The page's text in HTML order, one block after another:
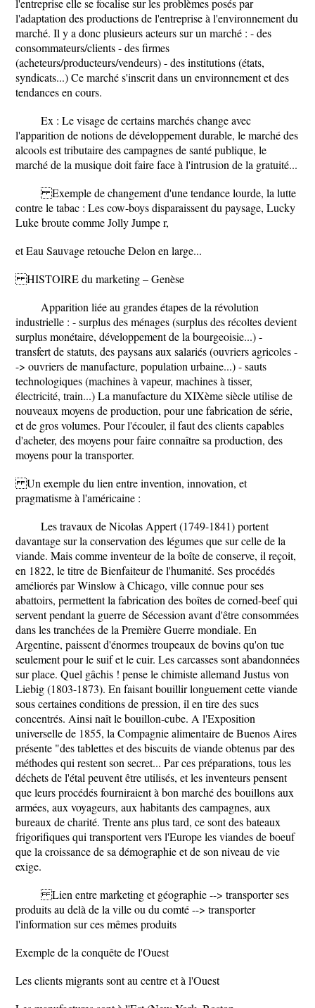
l'entreprise elle se focalise sur les problèmes posés par
l'adaptation des productions de l'entreprise à l'environnement du
marché. Il y a donc plusieurs acteurs sur un marché : - des
consommateurs/clients - des firmes
(acheteurs/producteurs/vendeurs) - des institutions (états,
syndicats...) Ce marché s'inscrit dans un environnement et des
tendances en cours.
Ex : Le visage de certains marchés change avec
l'apparition de notions de développement durable, le marché des
alcools est tributaire des campagnes de santé publique, le
marché de la musique doit faire face à l'intrusion de la gratuité...
Exemple de changement d'une tendance lourde, la lutte
contre le tabac : Les cow-boys disparaissent du paysage, Lucky
Luke broute comme Jolly Jumpe r,
et Eau Sauvage retouche Delon en large...
HISTOIRE du marketing – Genèse
Apparition liée au grandes étapes de la révolution
industrielle : - surplus des ménages (surplus des récoltes devient
surplus monétaire, développement de la bourgeoisie...) -
transfert de statuts, des paysans aux salariés (ouvriers agricoles -
-> ouvriers de manufacture, population urbaine...) - sauts
technologiques (machines à vapeur, machines à tisser,
électricité, train...) La manufacture du XIXème siècle utilise de
nouveaux moyens de production, pour une fabrication de série,
et de gros volumes. Pour l'écouler, il faut des clients capables
d'acheter, des moyens pour faire connaître sa production, des
moyens pour la transporter.
Un exemple du lien entre invention, innovation, et
pragmatisme à l'américaine :
Les travaux de Nicolas Appert (1749-1841) portent
davantage sur la conservation des légumes que sur celle de la
viande. Mais comme inventeur de la boîte de conserve, il reçoit,
en 1822, le titre de Bienfaiteur de l'humanité. Ses procédés
améliorés par Winslow à Chicago, ville connue pour ses
abattoirs, permettent la fabrication des boîtes de corned-beef qui
servent pendant la guerre de Sécession avant d'être consommées
dans les tranchées de la Première Guerre mondiale. En
Argentine, paissent d'énormes troupeaux de bovins qu'on tue
seulement pour le suif et le cuir. Les carcasses sont abandonnées
sur place. Quel gâchis ! pense le chimiste allemand Justus von
Liebig (1803-1873). En faisant bouillir longuement cette viande
sous certaines conditions de pression, il en tire des sucs
concentrés. Ainsi naît le bouillon-cube. A l'Exposition
universelle de 1855, la Compagnie alimentaire de Buenos Aires
présente "des tablettes et des biscuits de viande obtenus par des
méthodes qui restent son secret... Par ces préparations, tous les
déchets de l'étal peuvent être utilisés, et les inventeurs pensent
que leurs procédés fourniraient à bon marché des bouillons aux
armées, aux voyageurs, aux habitants des campagnes, aux
bureaux de charité. Trente ans plus tard, ce sont des bateaux
frigorifiques qui transportent vers l'Europe les viandes de boeuf
que la croissance de sa démographie et de son niveau de vie
exige.
Lien entre marketing et géographie --> transporter ses
produits au delà de la ville ou du comté --> transporter
l'information sur ces mêmes produits
Exemple de la conquête de l'Ouest
Les clients migrants sont au centre et à l'Ouest